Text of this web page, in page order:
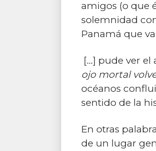
amigos (o que
solemnidad
Panamá que
[...] pude ver el
ojo mortal
océanos
sentido de la
En otras
de un lugar